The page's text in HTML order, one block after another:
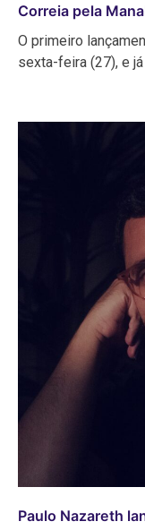
Correia pela
O primeiro
sexta-feira (27), e
Paulo Nazareth